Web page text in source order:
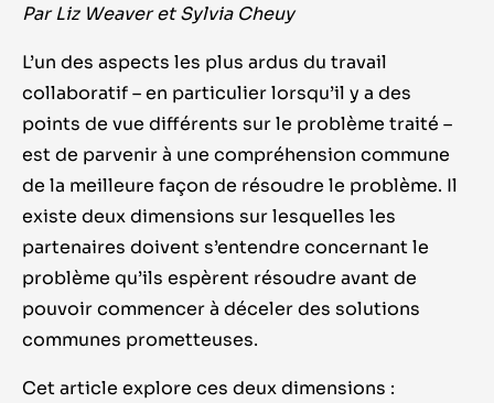
Par Liz Weaver et Sylvia Cheuy
L’un des aspects les plus ardus du travail
collaboratif – en particulier lorsqu’il y a des
points de vue différents sur le problème traité –
est de parvenir à une compréhension commune
de la meilleure façon de résoudre le problème. Il
existe deux dimensions sur lesquelles les
partenaires doivent s’entendre concernant le
problème qu’ils espèrent résoudre avant de
pouvoir commencer à déceler des solutions
communes prometteuses.
Cet article explore ces deux dimensions :